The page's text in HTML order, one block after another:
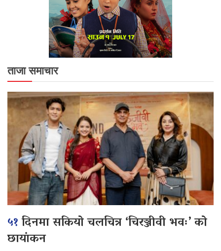
ताजा समाचार
५१दिनमा सकियो चलचित्र ‘चिरञ्जीवी भवः’ को
छायांकन